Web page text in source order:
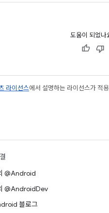
도움이 되었나
라이선스에서 설명하는 라이선스가 적
@Android
@AndroidDev
블로그